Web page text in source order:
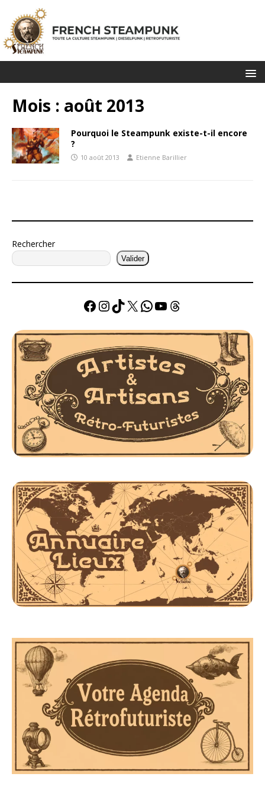
Mois : août 2013
Pourquoi le Steampunk existe-t-il encore
?
10 août 2013 Etienne Barillier
Rechercher
Valider